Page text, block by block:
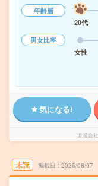
年齢層
20代
男女比率
女性
気になる!
派遣会社
未読 掲載日 2026/08/07